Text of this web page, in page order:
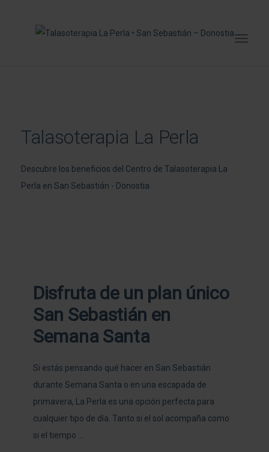
Talasoterapia La Perla
Descubre los beneficios del Centro de Talasoterapia La
Perla en San Sebastián - Donostia
Disfruta de un plan único
San Sebastián en
Semana Santa
Si estás pensando qué hacer en San Sebastián
durante Semana Santa o en una escapada de
primavera, La Perla es una opción perfecta para
cualquier tipo de día. Tanto si el sol acompaña como
si el tiempo …